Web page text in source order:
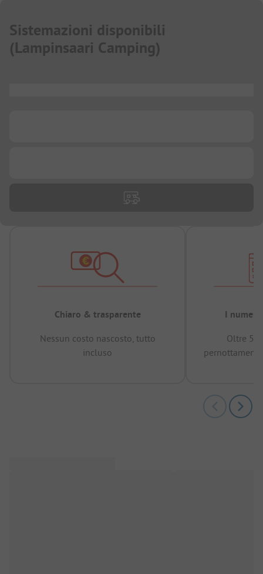
Sistemazioni disponibili
(Lampinsaari Camping)
Chiaro & trasparente
Nessun costo nascosto, tutto
incluso
I numeri
Oltre